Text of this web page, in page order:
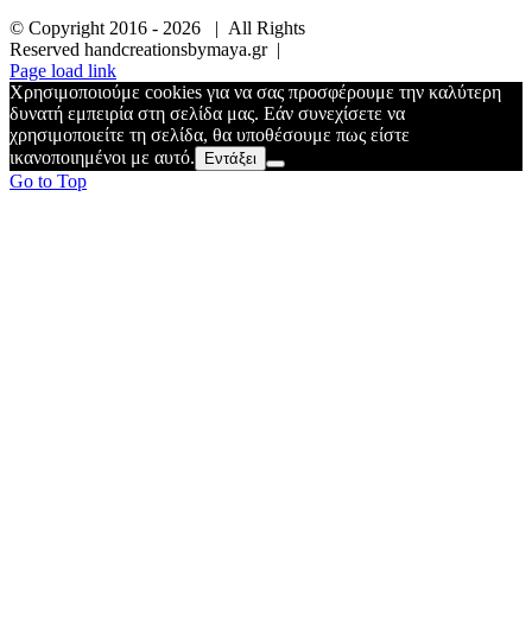
© Copyright 2016 - 2026 | All Rights
Reserved handcreationsbymaya.gr |
Page load link
Χρησιμοποιούμε cookies για να σας προσφέρουμε την καλύτερη
δυνατή εμπειρία στη σελίδα μας. Εάν συνεχίσετε να
χρησιμοποιείτε τη σελίδα, θα υποθέσουμε πως είστε
ικανοποιημένοι με αυτό.
Εντάξει
Go to Top